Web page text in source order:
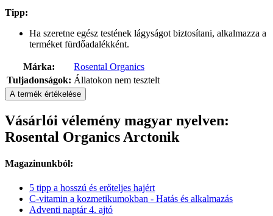
Tipp:
Ha szeretne egész testének lágyságot biztosítani, alkalmazza a
terméket fürdőadalékként.
Márka:
Rosental Organics
Tuljadonságok: Állatokon nem tesztelt
A termék értékelése
Vásárlói vélemény magyar nyelven:
Rosental Organics Arctonik
Magazinunkból:
5 tipp a hosszú és erőteljes hajért
C-vitamin a kozmetikumokban - Hatás és alkalmazás
Adventi naptár 4. ajtó